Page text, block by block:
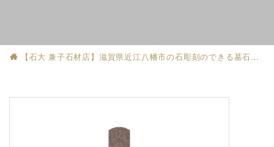
【石大 兼子石材店】滋賀県近江八幡市の石彫刻のできる墓石店